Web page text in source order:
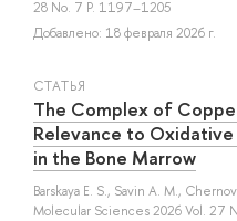
28 No. 7 P. 1197–1205
Добавлено: 18 февраля 2026 г.
СТАТЬЯ
The Complex of
Relevance to
in the Bone Marrow
Barskaya E. S., Savin A. M.,
Molecular Sciences 2026 Vol. 27